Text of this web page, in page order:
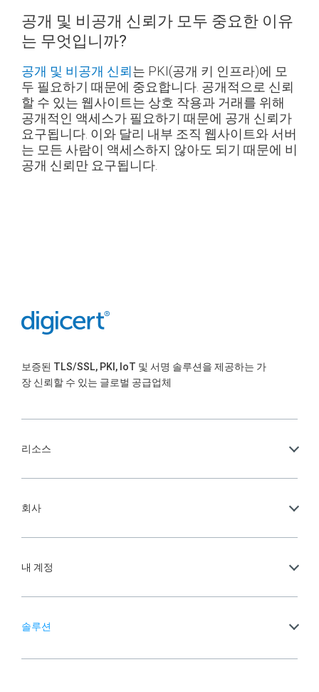
공개 및 비공개 신뢰가 모두 중요한 이유
는 무엇입니까?
공개 및 비공개 신뢰는 PKI(공개 키 인프라)에 모
두 필요하기 때문에 중요합니다. 공개적으로 신뢰
할 수 있는 웹사이트는 상호 작용과 거래를 위해
공개적인 액세스가 필요하기 때문에 공개 신뢰가
요구됩니다. 이와 달리 내부 조직 웹사이트와 서버
는 모든 사람이 액세스하지 않아도 되기 때문에 비
공개 신뢰만 요구됩니다.
보증된 TLS/SSL, PKI, IoT 및 서명 솔루션을 제공하는 가
장 신뢰할 수 있는 글로벌 공급업체
리소스
회사
내 계정
솔루션